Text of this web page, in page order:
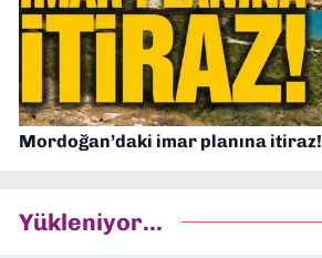
Mordoğan’daki imar planına itiraz!
Yükleniyor...